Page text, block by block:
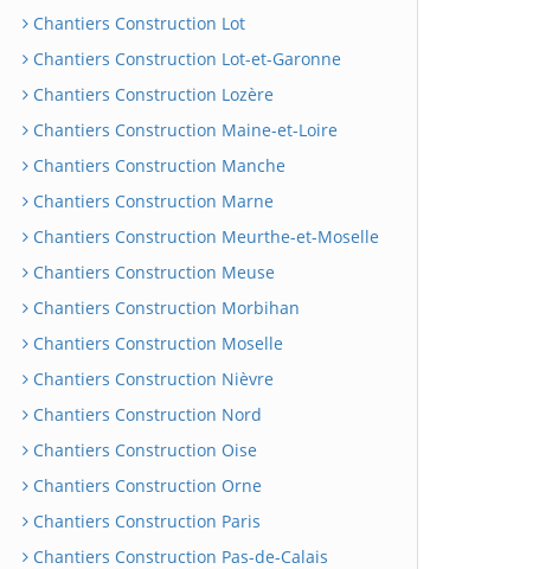
Chantiers Construction Lot
Chantiers Construction Lot-et-Garonne
Chantiers Construction Lozère
Chantiers Construction Maine-et-Loire
Chantiers Construction Manche
Chantiers Construction Marne
Chantiers Construction Meurthe-et-Moselle
Chantiers Construction Meuse
Chantiers Construction Morbihan
Chantiers Construction Moselle
Chantiers Construction Nièvre
Chantiers Construction Nord
Chantiers Construction Oise
Chantiers Construction Orne
Chantiers Construction Paris
Chantiers Construction Pas-de-Calais